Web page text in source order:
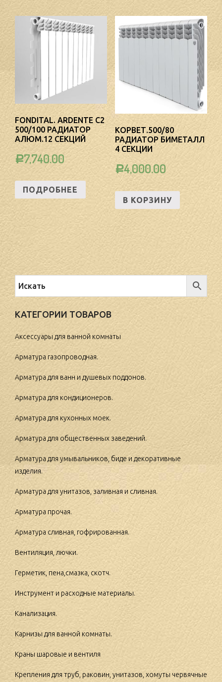
FONDITAL. ARDENTE C2
500/100 РАДИАТОР
АЛЮМ.12 СЕКЦИЙ
Р7,740.00
ПОДРОБНЕЕ
КОРВЕТ.500/80
РАДИАТОР БИМЕТАЛЛ
4 СЕКЦИИ
Р4,000.00
В КОРЗИНУ
КАТЕГОРИИ ТОВАРОВ
Аксессуары для ванной комнаты
Арматура газопроводная.
Арматура для ванн и душевых поддонов.
Арматура для кондиционеров.
Арматура для кухонных моек.
Арматура для общественных заведений.
Арматура для умывальников, биде и декоративные
изделия.
Арматура для унитазов, заливная и сливная.
Арматура прочая.
Арматура сливная, гофрированная.
Вентиляция, лючки.
Герметик, пена,смазка, скотч.
Инструмент и расходные материалы.
Канализация.
Карнизы для ванной комнаты.
Краны шаровые и вентиля
Крепления для труб, раковин, унитазов, хомуты червячные